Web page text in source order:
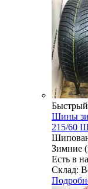
Шины
215/60
Зимние
Есть в
Склад: